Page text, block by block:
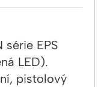
série EPS
LED).
pistolový